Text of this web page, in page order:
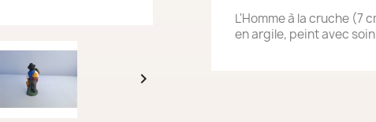

L'Homme à la cruche (7
en argile, peint avec